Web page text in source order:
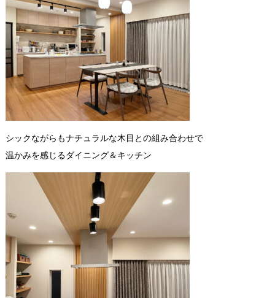
シックながらもナチュラルな木目との組み合わせで
温かみを感じるダイニング＆キッチン